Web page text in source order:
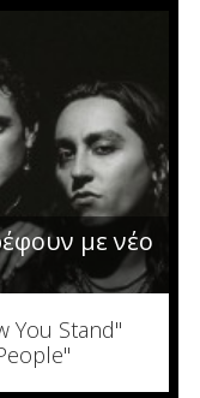
με νέο
You Stand"